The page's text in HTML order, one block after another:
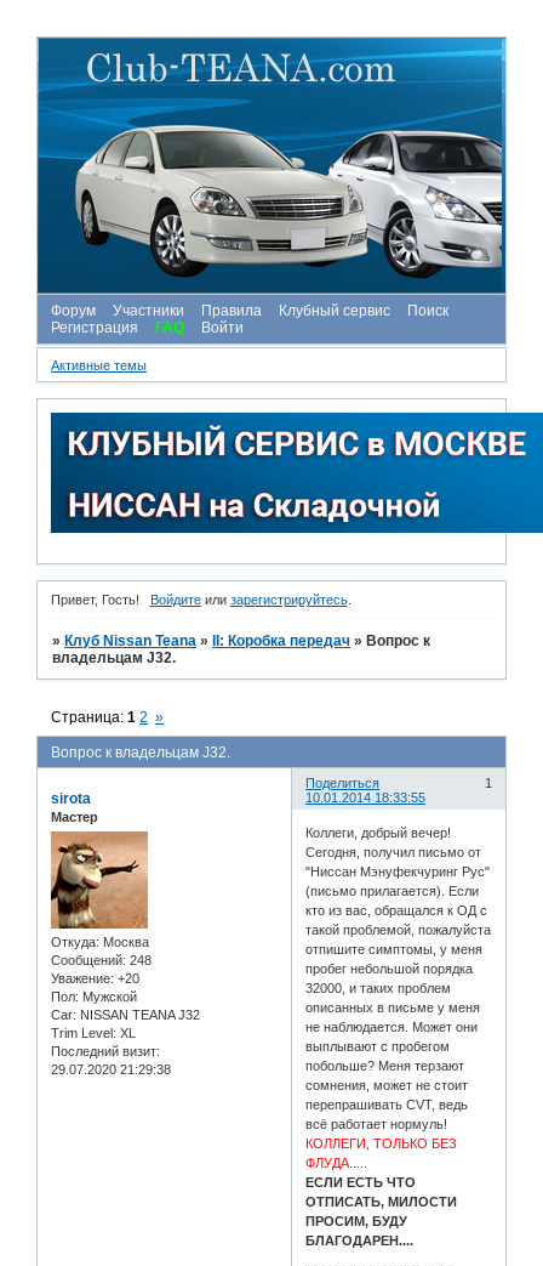
Форум Участники Правила Клубный сервис
Поиск
Регистрация
FAQ Войти
Активные темы
Привет, Гость! Войдитеили зарегистрируйтесь.
» Клуб Nissan Teana » II: Коробка передач » Вопрос к
владельцам J32.
Вопрос к владельцам J32.
Страница:1 2 »
Поделиться
1
10.01.2014 18:33:55
sirota
Мастер
Откуда: Москва
Сообщений: 248
Уважение: +20
Пол: Мужской
Car: NISSAN TEANA J32
Trim Level: XL
Последний визит:
29.07.2020 21:29:38
Коллеги, добрый вечер!
Сегодня, получил письмо от
"Ниссан Мэнуфекчуринг Рус"
(письмо прилагается). Если
кто из вас, обращался к ОД с
такой проблемой, пожалуйста
отпишите симптомы, у меня
пробег небольшой порядка
32000, и таких проблем
описанных в письме у меня
не наблюдается. Может они
выплывают с пробегом
побольше? Меня терзают
сомнения, может не стоит
перепрашивать CVT, ведь
всё работает нормуль!
КОЛЛЕГИ, ТОЛЬКО БЕЗ
ФЛУДА.....
ЕСЛИ ЕСТЬ ЧТО
ОТПИСАТЬ, МИЛОСТИ
ПРОСИМ, БУДУ
БЛАГОДАРЕН....